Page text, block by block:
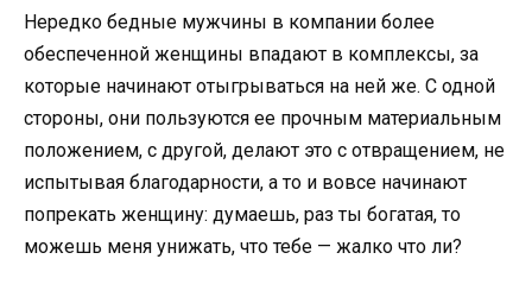
Нередко бедные мужчины в компании более
обеспеченной женщины впадают в комплексы, за
которые начинают отыгрываться на ней же. С одной
стороны, они пользуются ее прочным материальным
положением, с другой, делают это с отвращением, не
испытывая благодарности, а то и вовсе начинают
попрекать женщину: думаешь, раз ты богатая, то
можешь меня унижать, что тебе — жалко что ли?